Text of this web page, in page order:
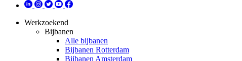
Werkzoekend
Bijbanen
Alle bijbanen
Bijbanen Rotterdam
Bijbanen Amsterdam